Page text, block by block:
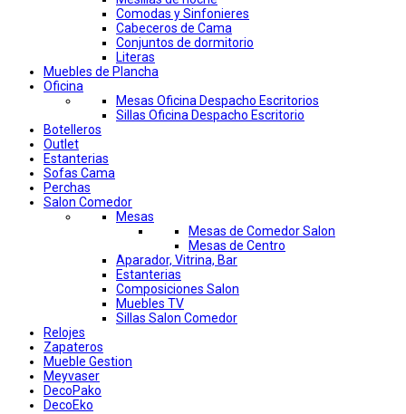
Comodas y Sinfonieres
Cabeceros de Cama
Conjuntos de dormitorio
Literas
Muebles de Plancha
Oficina
Mesas Oficina Despacho Escritorios
Sillas Oficina Despacho Escritorio
Botelleros
Outlet
Estanterias
Sofas Cama
Perchas
Salon Comedor
Mesas
Mesas de Comedor Salon
Mesas de Centro
Aparador, Vitrina, Bar
Estanterias
Composiciones Salon
Muebles TV
Sillas Salon Comedor
Relojes
Zapateros
Mueble Gestion
Meyvaser
DecoPako
DecoEko